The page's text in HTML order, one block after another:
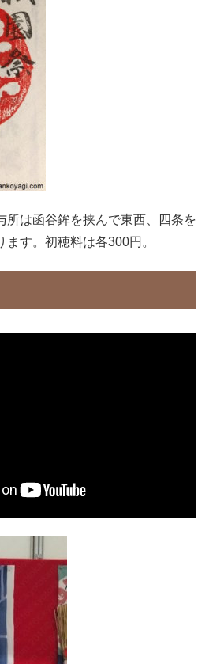
所は函谷鉾を挟んで東西、四条を
す。初穂料は各300円。